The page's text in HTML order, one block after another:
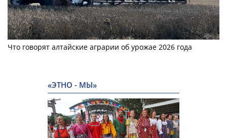
Что говорят алтайские аграрии об урожае 2026 года
«ЭТНО - МЫ»